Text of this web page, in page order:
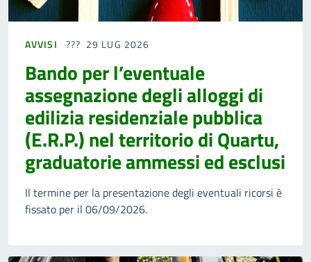
AVVISI 29 LUG 2026
Bando per l’eventuale
assegnazione degli alloggi di
edilizia residenziale pubblica
(E.R.P.) nel territorio di Quartu,
graduatorie ammessi ed esclusi
Il termine per la presentazione degli eventuali ricorsi è
fissato per il 06/09/2026.